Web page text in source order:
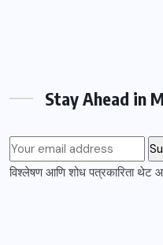
Stay Ahead in
विश्लेषण आणि शोध पत्रकारिता थेट